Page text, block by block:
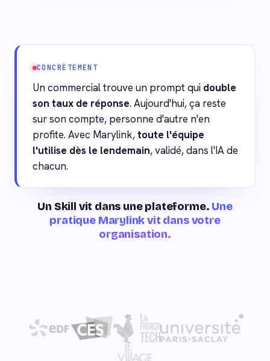
CONCRÈTEMENT
Un commercial trouve un prompt qui double
son taux de réponse. Aujourd'hui, ça reste
sur son compte, personne d'autre n'en
profite. Avec Marylink,toute l'équipe
l'utilise dès le lendemain, validé, dans l'IA de
chacun.
Un Skill vit dans une plateforme. Une
pratique Marylink vit dans votre
organisation.